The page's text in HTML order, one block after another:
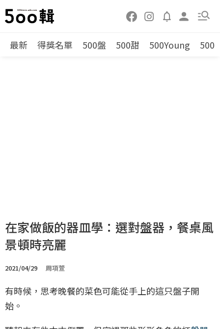
最新 得獎名單 500盤 500甜 500Young 500
在家做飯的器皿學：選對盤器，餐桌風
景頓時亮麗
2021/04/29 周項萱
有時候，思考晚餐的菜色可能從手上的這只盤子開
始。